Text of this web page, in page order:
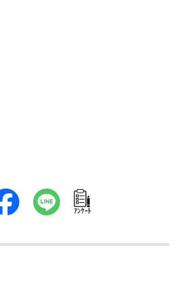
ｱﾝｹｰﾄ